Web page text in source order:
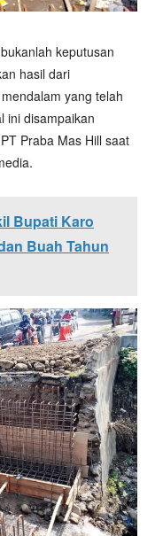
keputusan
hasil dari
yang telah
ini disampaikan
Praba Mas Hill saat
Bupati Karo
Buah Tahun